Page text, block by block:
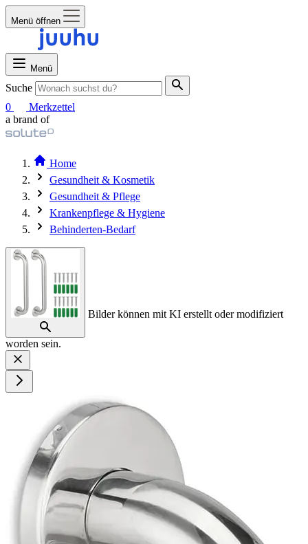
Menü öffnen
Menü
Suche
0
Merkzettel
a brand of
Home
Gesundheit & Kosmetik
Gesundheit & Pflege
Krankenpflege & Hygiene
Behinderten-Bedarf
Bilder können mit KI erstellt oder modifiziert
worden sein.